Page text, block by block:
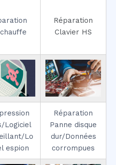
Réparation
Clavier HS
Logiciel
Lo
espion
Réparation
Panne disque
dur/Données
corrompues